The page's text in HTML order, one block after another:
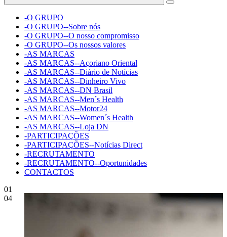
-O GRUPO
-O GRUPO--Sobre nós
-O GRUPO--O nosso compromisso
-O GRUPO--Os nossos valores
-AS MARCAS
-AS MARCAS--Açoriano Oriental
-AS MARCAS--Diário de Notícias
-AS MARCAS--Dinheiro Vivo
-AS MARCAS--DN Brasil
-AS MARCAS--Men´s Health
-AS MARCAS--Motor24
-AS MARCAS--Women´s Health
-AS MARCAS--Loja DN
-PARTICIPAÇÕES
-PARTICIPAÇÕES--Notícias Direct
-RECRUTAMENTO
-RECRUTAMENTO--Oportunidades
CONTACTOS
01
04